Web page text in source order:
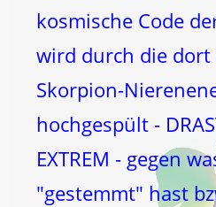
kosmische Code
wird durch die
Skorpion-
hochgespült -
EXTREM - gegen
"gestemmt" hast